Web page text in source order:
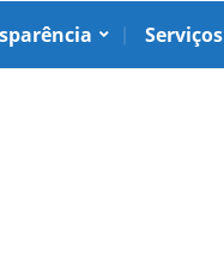
Serviços